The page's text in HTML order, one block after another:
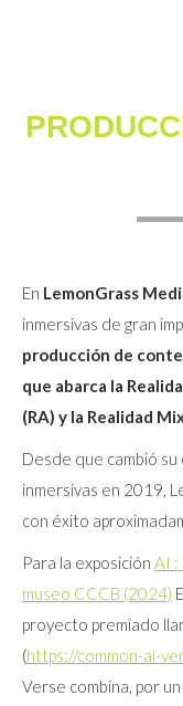
En LemonGrass
inmersivas de gran
producción de
que abarca la
(RA) y la Realidad
Desde que cambió
inmersivas en 2019,
con éxito
Para la exposición AI :
museo CCCB (2024)
proyecto premiado
(https://common-ai-
Verse combina, por